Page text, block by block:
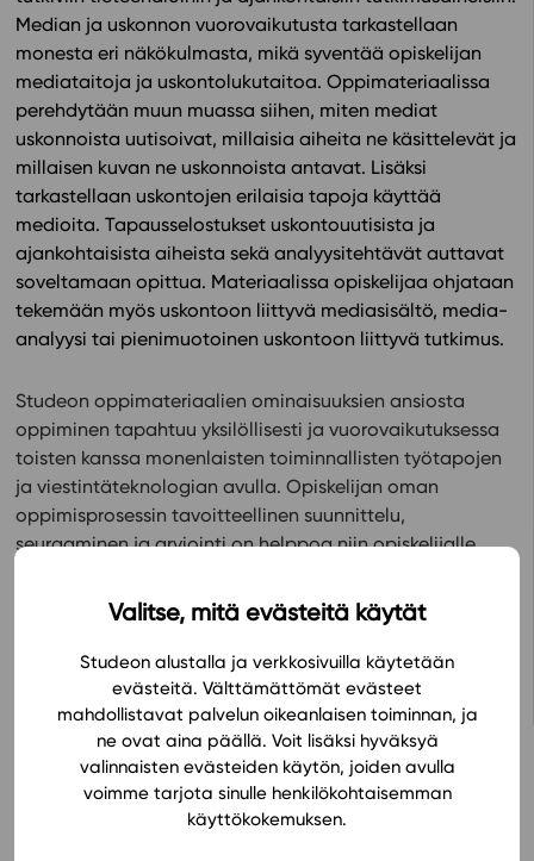
Valitse, mitä evästeitä käytät
Studeon alustalla ja verkkosivuilla käytetään
evästeitä. Välttämättömät evästeet
mahdollistavat palvelun oikeanlaisen toiminnan, ja
ne ovat aina päällä. Voit lisäksi hyväksyä
valinnaisten evästeiden käytön, joiden avulla
voimme tarjota sinulle henkilökohtaisemman
käyttökokemuksen.
In English
Median ja uskonnon vuorovaikutusta tarkastellaan
monesta eri näkökulmasta, mikä syventää opiskelijan
mediataitoja ja uskontolukutaitoa. Oppimateriaalissa
perehdytään muun muassa siihen, miten mediat
uskonnoista uutisoivat, millaisia aiheita ne käsittelevät ja
millaisen kuvan ne uskonnoista antavat. Lisäksi
tarkastellaan uskontojen erilaisia tapoja käyttää
medioita. Tapausselostukset uskontouutisista ja
ajankohtaisista aiheista sekä analyysitehtävät auttavat
soveltamaan opittua. Materiaalissa opiskelijaa ohjataan
tekemään myös uskontoon liittyvä mediasisältö, media-
analyysi tai pienimuotoinen uskontoon liittyvä tutkimus.
Studeon oppimateriaalien ominaisuuksien ansiosta
oppiminen tapahtuu yksilöllisesti ja vuorovaikutuksessa
toisten kanssa monenlaisten toiminnallisten työtapojen
ja viestintäteknologian avulla. Opiskelijan oman
oppimisprosessin tavoitteellinen suunnittelu,
seuraaminen ja arviointi on helppoa niin opiskelijalle